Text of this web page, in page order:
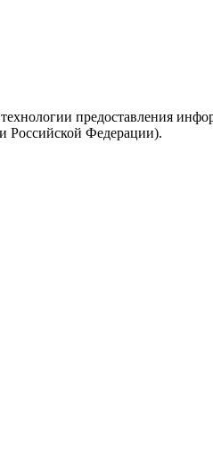
предоставления
Российской Федерации).